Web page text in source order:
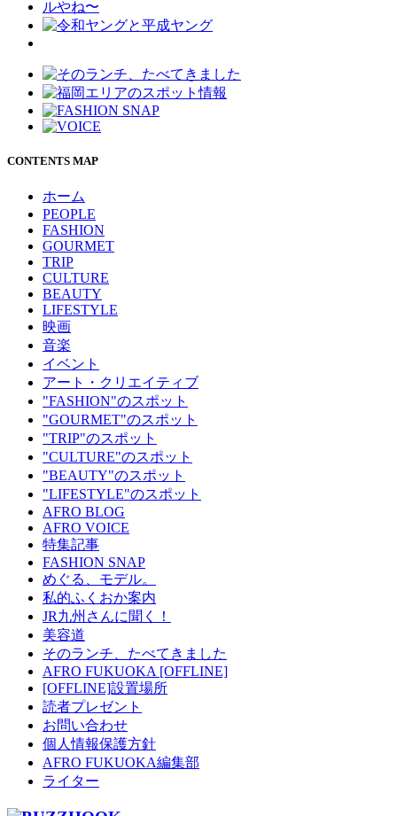
CONTENTS MAP
ホーム
PEOPLE
FASHION
GOURMET
TRIP
CULTURE
BEAUTY
LIFESTYLE
映画
音楽
イベント
アート・クリエイティブ
"FASHION"のスポット
"GOURMET"のスポット
"TRIP"のスポット
"CULTURE"のスポット
"BEAUTY"のスポット
"LIFESTYLE"のスポット
AFRO BLOG
AFRO VOICE
特集記事
FASHION SNAP
めぐる、モデル。
私的ふくおか案内
JR九州さんに聞く！
美容道
そのランチ、たべてきました
AFRO FUKUOKA [OFFLINE]
[OFFLINE]設置場所
読者プレゼント
お問い合わせ
個人情報保護方針
AFRO FUKUOKA編集部
ライター